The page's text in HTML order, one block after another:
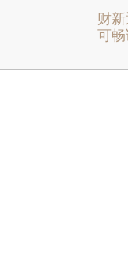
财
可